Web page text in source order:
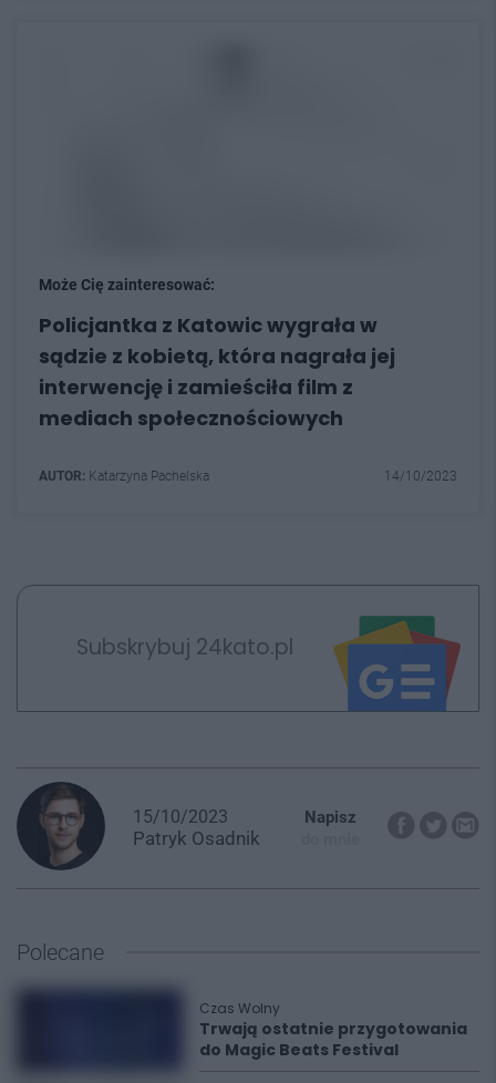
Może Cię zainteresować:
Policjantka z Katowic wygrała w
sądzie z kobietą, która nagrała jej
interwencję i zamieściła film z
mediach społecznościowych
AUTOR: Katarzyna Pachelska 14/10/2023
Subskrybuj 24kato.pl
15/10/2023
Patryk Osadnik
Napisz
Polecane
Czas Wolny
Trwają ostatnie przygotowania
do Magic Beats Festival